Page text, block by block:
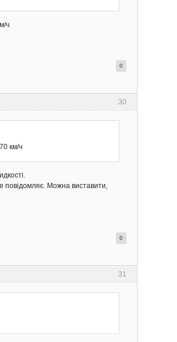
ч
0
30
км/ч
повідомляє. Можна виставити,
0
31